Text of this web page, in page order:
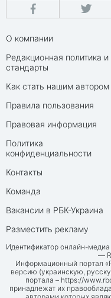
О компании
Редакционная политика и
стандарты
Как стать нашим автором
Правила пользования
Правовая информация
Политика
конфиденциальности
Контакты
Команда
Вакансии в РБК-Украина
Разместить рекламу
Идентификатор онлайн-
—
Информационный портал
версию (украинскую,
портала – https://
принадлежат их